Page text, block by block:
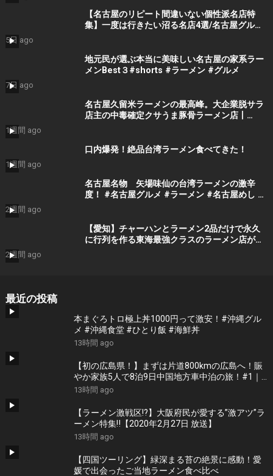
【名古屋のリピート間違いない個性派名店特
集】一度は行きたい沼る名店4選/名古屋グルメ/
5日 ago
地元民が選ぶ本当に美味しい名古屋の家系ラー
メンBest３#shorts #ラーメン #グルメ
7日 ago
名古屋久留米ラーメンの最高峰。大企業脱サラ
店主の中毒確定クサうま豚骨ラーメン店丨
1週間 ago
口内爆発！絶品台湾ラーメン食べてきた！
1週間 ago
名古屋名物 矢場味仙の台湾ラーメンの激辛
度！ #名古屋グルメ #ラーメン #名古屋めし #
2週間 ago
【愛知】チャーハンとラーメン2品だけで永久
に行列を作る東海最強クラスのラーメン店が凄
2週間 ago
最近の投稿
本まぐろトロ極上丼1000円って激安！#沖縄グル
メ #沖縄食堂 #ひとり飯 #海鮮丼
13時間 ago
【初の広島県！】まずは片道800kmの広島へ！賑
やか家族5人で8泊9日中国地方車中泊の旅！#1｜
風情溢れる尾道と家族大絶賛のご当地ラーメン｜
全国制覇！＞
13時間 ago
【ラーメン激戦区!?】大阪府民が愛する”激アツ”ラ
ーメン特集‼︎【2020年2月27日 放送】
13時間 ago
【四国ツーリング】緑深まる苔の絶景に感動！愛
媛で出会ったご当地ラーメン食べ比べ